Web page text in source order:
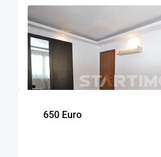
Apartament doua camere
Brasov
m² dormitor
650 Euro